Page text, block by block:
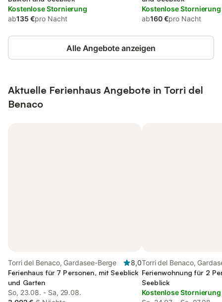
Kostenlose Stornierung
ab135 €pro Nacht
Kostenlose Stornierung
ab160 €pro Nacht
Alle Angebote anzeigen
Aktuelle Ferienhaus Angebote in Torri del
Benaco
Torri del Benaco, Gardasee-Berge
8,0
Ferienhaus für 7 Personen, mit Seeblick
und Garten
So, 23.08. - Sa, 29.08.
Torri del Benaco,
Ferienwohnung für 2
Seeblick
Kostenlose Stornierung